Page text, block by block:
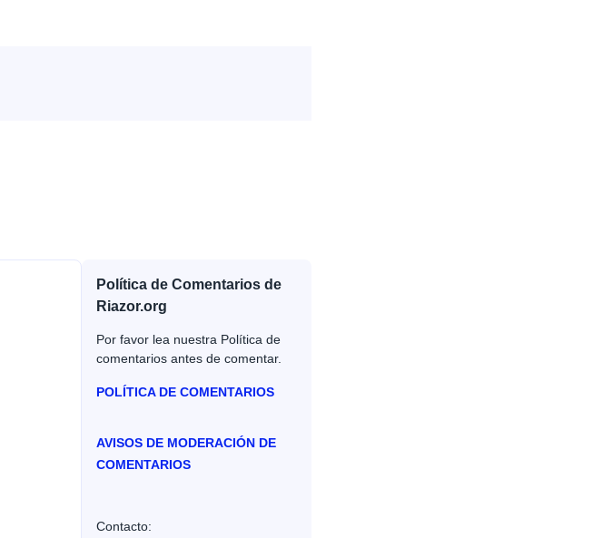
Política de Comentarios de
Riazor.org
Por favor lea nuestra Política de
comentarios antes de comentar.
POLÍTICA DE COMENTARIOS
AVISOS DE MODERACIÓN DE
COMENTARIOS
Contacto: